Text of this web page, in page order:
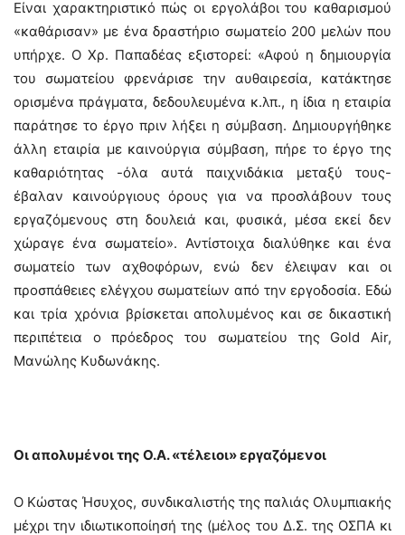
Είναι χαρακτηριστικό πώς οι εργολάβοι του καθαρισμού
«καθάρισαν» με ένα δραστήριο σωματείο 200 μελών που
υπήρχε. Ο Χρ. Παπαδέας εξιστορεί: «Αφού η δημιουργία
του σωματείου φρενάρισε την αυθαιρεσία, κατάκτησε
ορισμένα πράγματα, δεδουλευμένα κ.λπ., η ίδια η εταιρία
παράτησε το έργο πριν λήξει η σύμβαση. Δημιουργήθηκε
άλλη εταιρία με καινούργια σύμβαση, πήρε το έργο της
καθαριότητας -όλα αυτά παιχνιδάκια μεταξύ τους-
έβαλαν καινούργιους όρους για να προσλάβουν τους
εργαζόμενους στη δουλειά και, φυσικά, μέσα εκεί δεν
χώραγε ένα σωματείο». Αντίστοιχα διαλύθηκε και ένα
σωματείο των αχθοφόρων, ενώ δεν έλειψαν και οι
προσπάθειες ελέγχου σωματείων από την εργοδοσία. Εδώ
και τρία χρόνια βρίσκεται απολυμένος και σε δικαστική
περιπέτεια ο πρόεδρος του σωματείου της Gold Air,
Μανώλης Κυδωνάκης.
Οι απολυμένοι της Ο.Α. «τέλειοι» εργαζόμενοι
Ο Κώστας Ήσυχος, συνδικαλιστής της παλιάς Ολυμπιακής
μέχρι την ιδιωτικοποίησή της (μέλος του Δ.Σ. της ΟΣΠΑ κι